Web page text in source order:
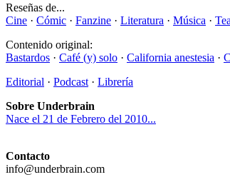
Reseñas de...
Cine · Cómic · Fanzine · Literatura · Música ·
Contenido original:
Bastardos · Café (y) solo · California anestesia ·
Editorial · Podcast · Librería
Sobre Underbrain
Nace el 21 de Febrero del 2010...
Contacto
info@underbrain.com